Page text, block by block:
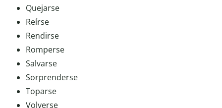
Quejarse
Reírse
Rendirse
Romperse
Salvarse
Sorprenderse
Toparse
Volverse